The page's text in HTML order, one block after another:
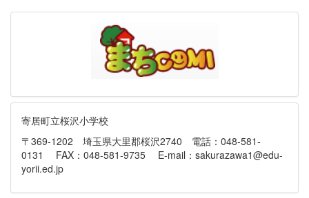
寄居町立桜沢小学校
〒369-1202 埼玉県大里郡桜沢2740 電話：048-581-
0131 FAX：048-581-9735 E-mail：sakurazawa1@edu-
yorii.ed.jp